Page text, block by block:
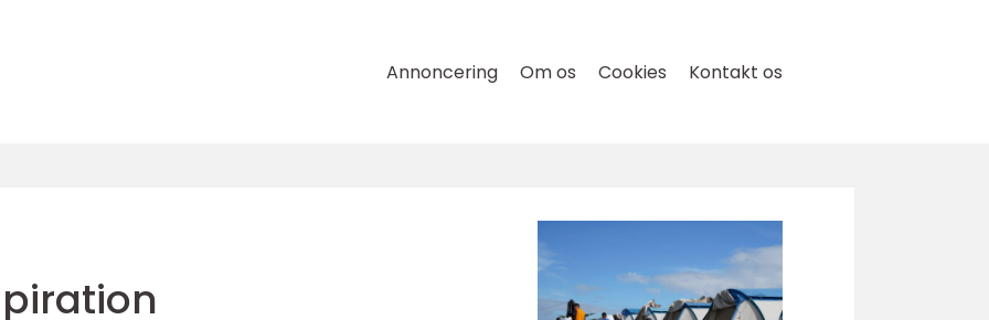
Annoncering Om os Cookies Kontakt os